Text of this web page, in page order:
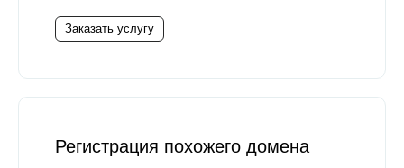
Заказать услугу
Регистрация похожего домена